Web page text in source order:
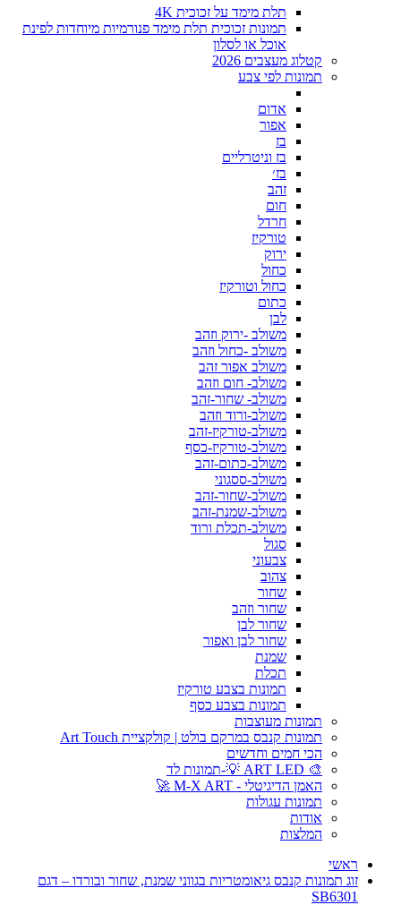
תלת מימד על זכוכית 4K
תמונות זכוכית תלת מימד פנורמיות מיוחדות לפינת
אוכל או לסלון
קטלוג מעצבים 2026
תמונות לפי צבע
אדום
אפור
בז
בז וניטרליים
בז׳
זהב
חום
חרדל
טורקיז
ירוק
כחול
כחול וטורקיז
כתום
לבן
משולב -ירוק וזהב
משולב -כחול וזהב
משולב אפור זהב
משולב- חום וזהב
משולב- שחור-זהב
משולב-ורוד וזהב
משולב-טורקיז-זהב
משולב-טורקיז-כסף
משולב-כתום-זהב
משולב-ססגוני
משולב-שחור-זהב
משולב-שמנת-זהב
משולב-תכלת ורוד
סגול
צבעוני
צהוב
שחור
שחור וזהב
שחור לבן
שחור לבן ואפור
שמנת
תכלת
תמונות בצבע טורקיז
תמונות בצבע כסף
תמונות מעוצבות
תמונות קנבס במרקם בולט | קולקציית Art Touch
הכי חמים וחדשים
🎨 ART LED 💡-תמונות לד
האמן הדיגיטלי - M-X ART 🚀
תמונות עגולות
אודות
המלצות
ראשי
זוג תמונות קנבס גיאומטריות בגווני שמנת, שחור ובורדו – דגם
SB6301